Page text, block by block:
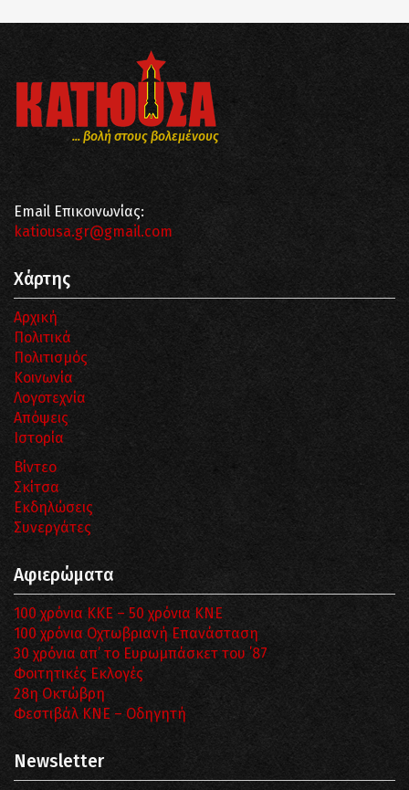
... βολή στους βολεμένους
Email Επικοινωνίας:
katiousa.gr@gmail.com
Χάρτης
Αρχική
Πολιτικά
Πολιτισμός
Κοινωνία
Λογοτεχνία
Απόψεις
Ιστορία
Βίντεο
Σκίτσα
Εκδηλώσεις
Συνεργάτες
Αφιερώματα
100 χρόνια ΚΚΕ – 50 χρόνια ΚΝΕ
100 χρόνια Οχτωβριανή Επανάσταση
30 χρόνια απ’ το Ευρωμπάσκετ του ΄87
Φοιτητικές Εκλογές
28η Οκτώβρη
Φεστιβάλ ΚΝΕ – Οδηγητή
Newsletter